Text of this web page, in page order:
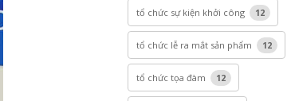
tổ chức sự kiện khởi công 12
tổ chức lễ ra mắt sản phẩm 12
tổ chức tọa đàm 12